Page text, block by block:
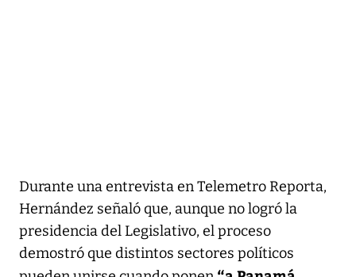
Durante una entrevista en Telemetro Reporta,
Hernández señaló que, aunque no logró la
presidencia del Legislativo, el proceso
demostró que distintos sectores políticos